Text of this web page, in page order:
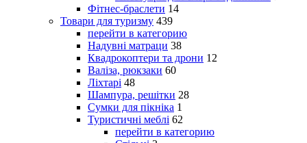
Фітнес-браслети 14
Товари для туризму 439
перейти в категорию
Надувні матраци 38
Квадрокоптери та дрони 12
Валіза, рюкзаки 60
Ліхтарі 48
Шампура, решітки 28
Сумки для пікніка 1
Туристичні меблі 62
перейти в категорию